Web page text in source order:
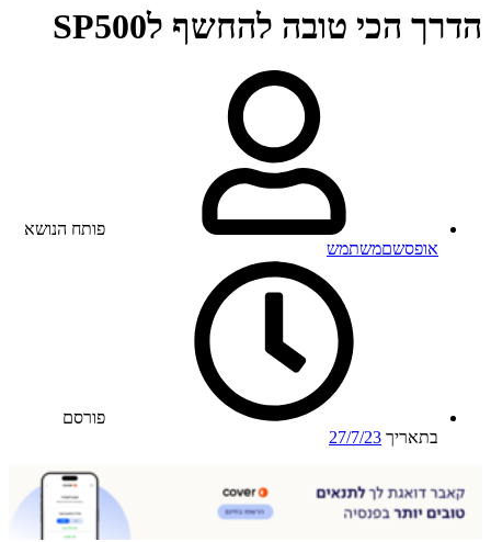
הדרך הכי טובה להחשף לSP500
פותח הנושא
אופסשםמשתמש
פורסם
בתאריך 27/7/23